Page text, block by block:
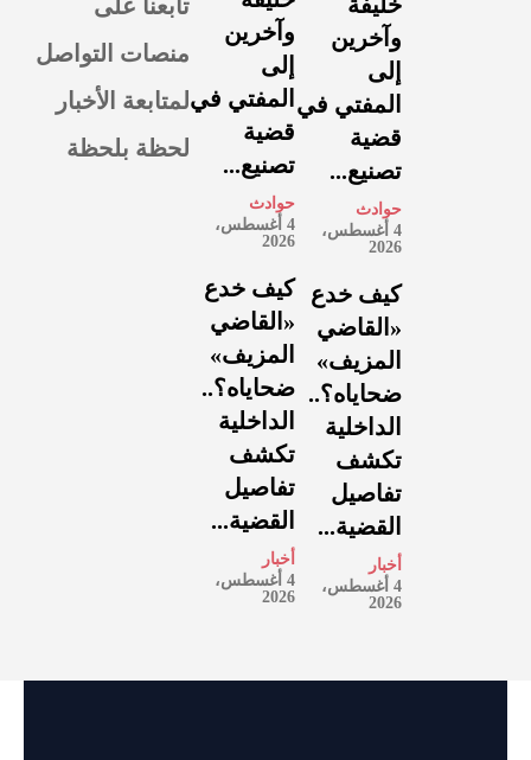
خليفة
وآخرين
إلى
المفتي في
قضية
تصنيع...
حوادث
4 أغسطس،
2026
كيف خدع
«القاضي
المزيف»
ضحاياه؟..
الداخلية
تكشف
تفاصيل
القضية...
أخبار
4 أغسطس،
2026
وآخرين
إلى
المفتي في
قضية
تصنيع...
حوادث
4 أغسطس،
2026
كيف خدع
«القاضي
المزيف»
ضحاياه؟..
الداخلية
تكشف
تفاصيل
القضية...
أخبار
4 أغسطس،
2026
منصات التواصل
لمتابعة الأخبار
لحظة بلحظة